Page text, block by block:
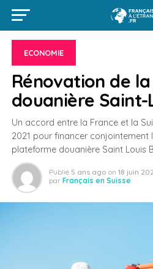
ECONOMIE
Rénovation de
douanière Saint-
Un accord entre la France et la
2021 pour financer conjointement
plateforme douanière Saint Louis
Publié 5 ans ago on 18 juin
par Français en Suisse